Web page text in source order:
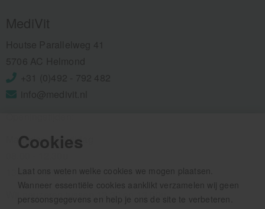
Cookies
Laat ons weten welke cookies we mogen plaatsen.
Wanneer essentiële cookies aanklikt verzamelen wij geen
persoonsgegevens en help je ons de site te verbeteren.
Maandag t/m vrijdag
13.00 - 16.00u
Wij pauzeren tussen 12.30 en 13.00u